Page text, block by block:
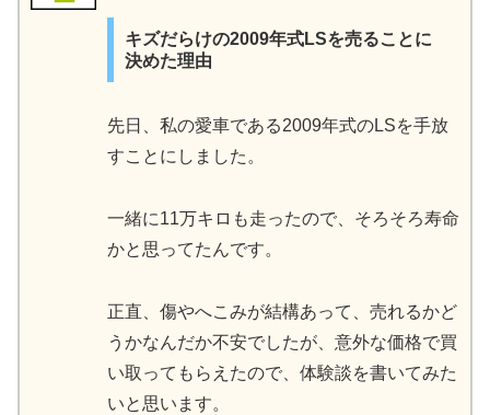
キズだらけの2009年式LSを売ることに
決めた理由
先日、私の愛車である2009年式のLSを手放
すことにしました。
一緒に11万キロも走ったので、そろそろ寿命
かと思ってたんです。
正直、傷やへこみが結構あって、売れるかど
うかなんだか不安でしたが、意外な価格で買
い取ってもらえたので、体験談を書いてみた
いと思います。